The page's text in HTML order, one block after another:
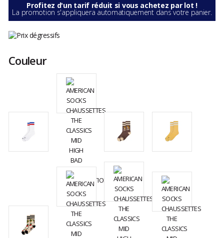
Profitez d'un tarif réduit si vous achetez par lot !
La promotion s'appliquera automatiquement dans votre panier.
Couleur